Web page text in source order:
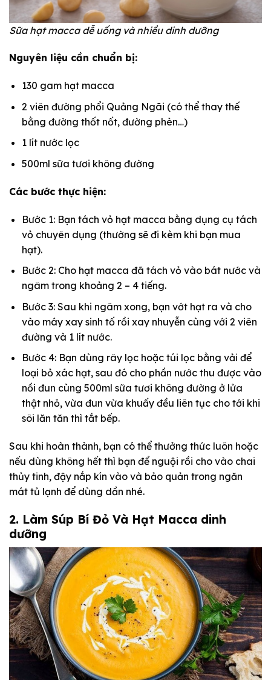
Sữa hạt macca dễ uống và nhiều dinh dưỡng
Nguyên liệu cần chuẩn bị:
130 gam hạt macca
2 viên đường phổi Quảng Ngãi (có thể thay thế
bằng đường thốt nốt, đường phèn…)
1 lít nước lọc
500ml sữa tươi không đường
Các bước thực hiện:
Bước 1: Bạn tách vỏ hạt macca bằng dụng cụ tách
vỏ chuyên dụng (thường sẽ đi kèm khi bạn mua
hạt).
Bước 2: Cho hạt macca đã tách vỏ vào bát nước và
ngâm trong khoảng 2 – 4 tiếng.
Bước 3: Sau khi ngâm xong, bạn vớt hạt ra và cho
vào máy xay sinh tố rồi xay nhuyễn cùng với 2 viên
đường và 1 lít nước.
Bước 4: Bạn dùng rây lọc hoặc túi lọc bằng vải để
loại bỏ xác hạt, sau đó cho phần nước thu được vào
nồi đun cùng 500ml sữa tươi không đường ở lửa
thật nhỏ, vừa đun vừa khuấy đều liên tục cho tới khi
sôi lăn tăn thì tắt bếp.
Sau khi hoàn thành, bạn có thể thưởng thức luôn hoặc
nếu dùng không hết thì bạn để nguội rồi cho vào chai
thủy tinh, đậy nắp kín vào và bảo quản trong ngăn
mát tủ lạnh để dùng dần nhé.
2. Làm Súp Bí Đỏ Và Hạt Macca dinh
dưỡng